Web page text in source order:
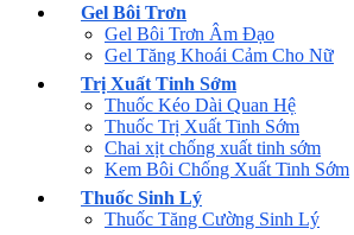
Gel Bôi Trơn
Gel Bôi Trơn Âm Đạo
Gel Tăng Khoái Cảm Cho Nữ
Trị Xuất Tinh Sớm
Thuốc Kéo Dài Quan Hệ
Thuốc Trị Xuất Tinh Sớm
Chai xịt chống xuất tinh sớm
Kem Bôi Chống Xuất Tinh Sớm
Thuốc Sinh Lý
Thuốc Tăng Cường Sinh Lý